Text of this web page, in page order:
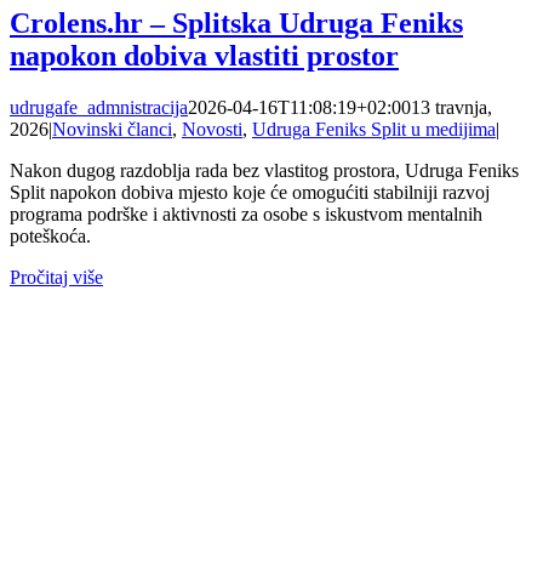
Crolens.hr – Splitska Udruga Feniks
napokon dobiva vlastiti prostor
udrugafe_admnistracija2026-04-16T11:08:19+02:0013 travnja,
2026|Novinski članci, Novosti, Udruga Feniks Split u medijima|
Nakon dugog razdoblja rada bez vlastitog prostora, Udruga Feniks
Split napokon dobiva mjesto koje će omogućiti stabilniji razvoj
programa podrške i aktivnosti za osobe s iskustvom mentalnih
poteškoća.
Pročitaj više